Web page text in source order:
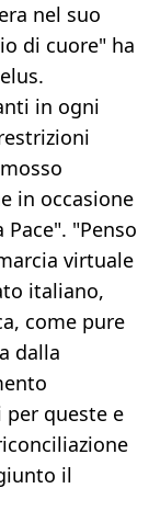
nel suo
di cuore" ha
in ogni
in occasione
"Penso
virtuale
italiano,
come pure
dalla
queste e
il